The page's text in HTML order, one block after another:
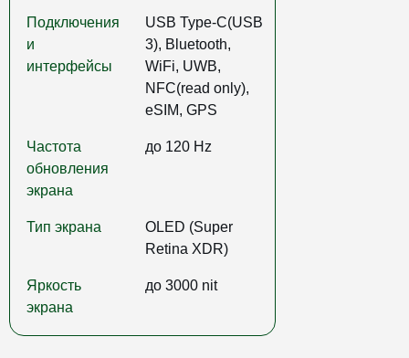
Подключения
и
интерфейсы
USB Type-C(USB
3), Bluetooth,
WiFi, UWB,
NFC(read only),
eSIM, GPS
Частота
обновления
экрана
до 120 Hz
Тип экрана
OLED (Super
Retina XDR)
Яркость
экрана
до 3000 nit